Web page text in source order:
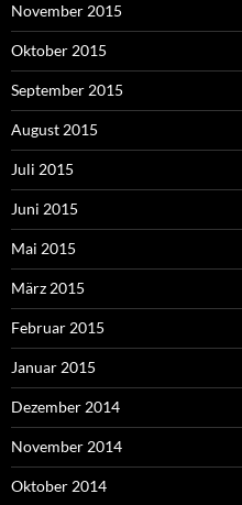
November 2015
Oktober 2015
September 2015
August 2015
Juli 2015
Juni 2015
Mai 2015
März 2015
Februar 2015
Januar 2015
Dezember 2014
November 2014
Oktober 2014